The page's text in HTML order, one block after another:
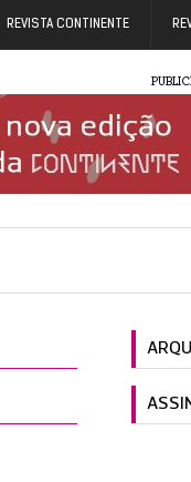
REVISTA CONTINENTE